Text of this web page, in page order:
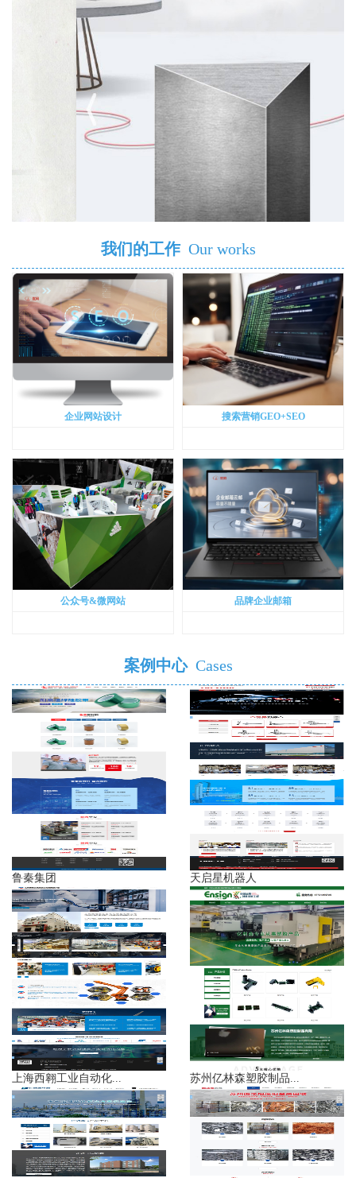
我们的工作 Our works
企业网站设计 搜索营销GEO+SEO
公众号&微网站 品牌企业邮箱
案例中心 Cases
鲁秦集团 天启星机器人
上海西翱工业自动化... 苏州亿林森塑胶制品...